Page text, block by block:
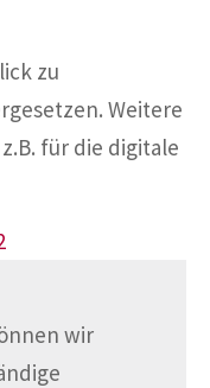
zu
Weitere
für die digitale
wir